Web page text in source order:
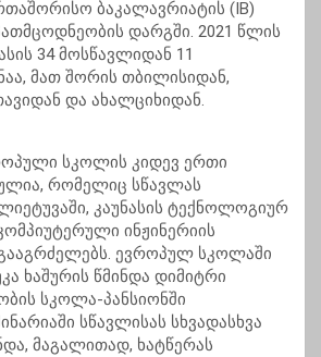
ბაკალავრიატის (IB)
დარგში. 2021 წლის
34 მოსწავლიდან 11
მათ შორის თბილისიდან,
და ახალციხიდან.
სკოლის კიდევ ერთი
რომელიც სწავლას
კაუნასის ტექნოლოგიურ
ინჟინერიის
ევროპულ სკოლაში
ხაშურის წმინდა დიმიტრი
სკოლა-პანსიონში
სწავლისას სხვადასხვა
მაგალითად, ხატწერას